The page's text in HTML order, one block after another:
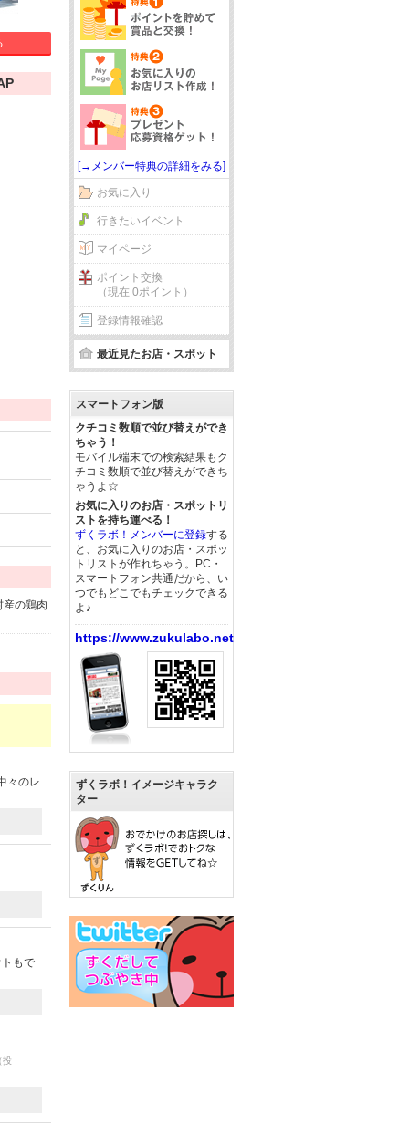
の鶏肉
々のレ
もで
投
[→メンバー特典の詳細をみる]
お気に入り
行きたいイベント
マイページ
ポイント交換
（現在 0ポイント）
登録情報確認
最近見たお店・スポット
スマートフォン版
クチコミ数順で並び替えができ
ちゃう！
モバイル端末での検索結果もク
チコミ数順で並び替えができち
ゃうよ☆
お気に入りのお店・スポットリ
ストを持ち運べる！
ずくラボ！メンバーに登録する
と、お気に入りのお店・スポッ
トリストが作れちゃう。PC・
スマートフォン共通だから、い
つでもどこでもチェックできる
よ♪
https://www.zukulabo.net/
ずくラボ！イメージキャラク
ター